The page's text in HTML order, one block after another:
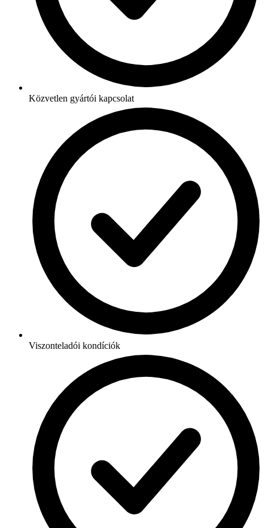
Közvetlen gyártói kapcsolat
Viszonteladói kondíciók